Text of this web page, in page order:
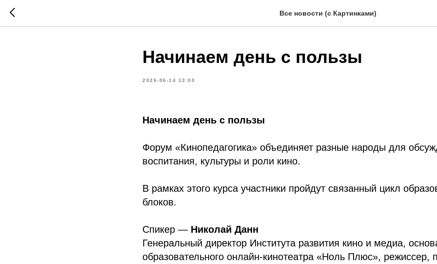
Все новости (с Картинками)
Начинаем день с пользы
2026-06-14 13:00
Начинаем день с пользы
Форум «Кинопедагогика» объединяет разные народы для
воспитания, культуры и роли кино.
В рамках этого курса участники пройдут связанный цикл
блоков.
Спикер — Николай Данн
Генеральный директор Института развития кино и медиа,
образовательного онлайн-кинотеатра «Ноль Плюс», режиссер,